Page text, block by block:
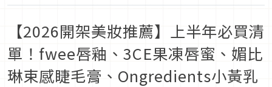
【2026開架美妝推薦】上半年必買清
單！fwee唇釉、3CE果凍唇蜜、媚比
琳束感睫毛膏、Ongredients小黃乳